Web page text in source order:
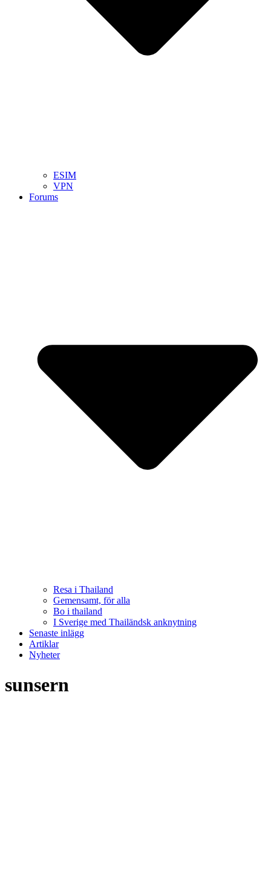
ESIM
VPN
Forums
Resa i Thailand
Gemensamt, för alla
Bo i thailand
I Sverige med Thailändsk anknytning
Senaste inlägg
Artiklar
Nyheter
sunsern